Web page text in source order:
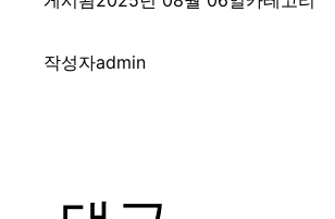
작성자admin